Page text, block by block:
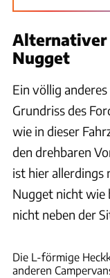
Alternativer
Nugget
Ein völlig
Grundriss des
wie in dieser
den drehbaren
ist hier allerdings
Nugget nicht wie
nicht neben der
Die L-förmige
anderen